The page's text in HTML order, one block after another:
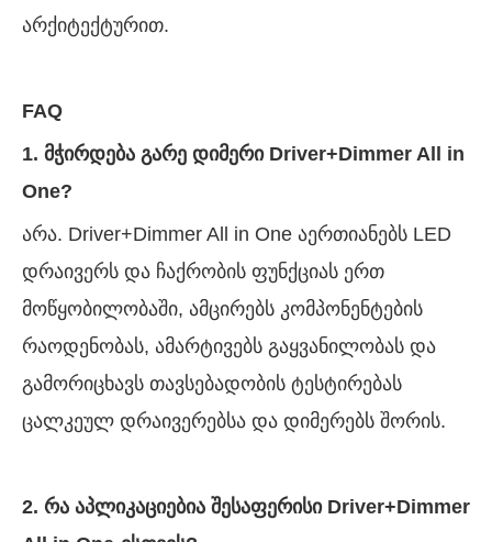
არქიტექტურით.
FAQ
1. მჭირდება გარე დიმერი Driver+Dimmer All in
One?
არა. Driver+Dimmer All in One აერთიანებს LED
დრაივერს და ჩაქრობის ფუნქციას ერთ
მოწყობილობაში, ამცირებს კომპონენტების
რაოდენობას, ამარტივებს გაყვანილობას და
გამორიცხავს თავსებადობის ტესტირებას
ცალკეულ დრაივერებსა და დიმერებს შორის.
2. რა აპლიკაციებია შესაფერისი Driver+Dimmer